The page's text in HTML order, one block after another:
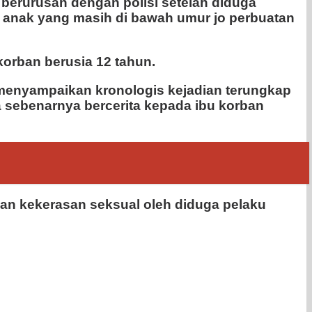
yang masih di bawah umur jo perbuatan
berusia 12 tahun.
kronologis kejadian terungkap
bercerita kepada ibu korban
kekerasan seksual oleh diduga pelaku